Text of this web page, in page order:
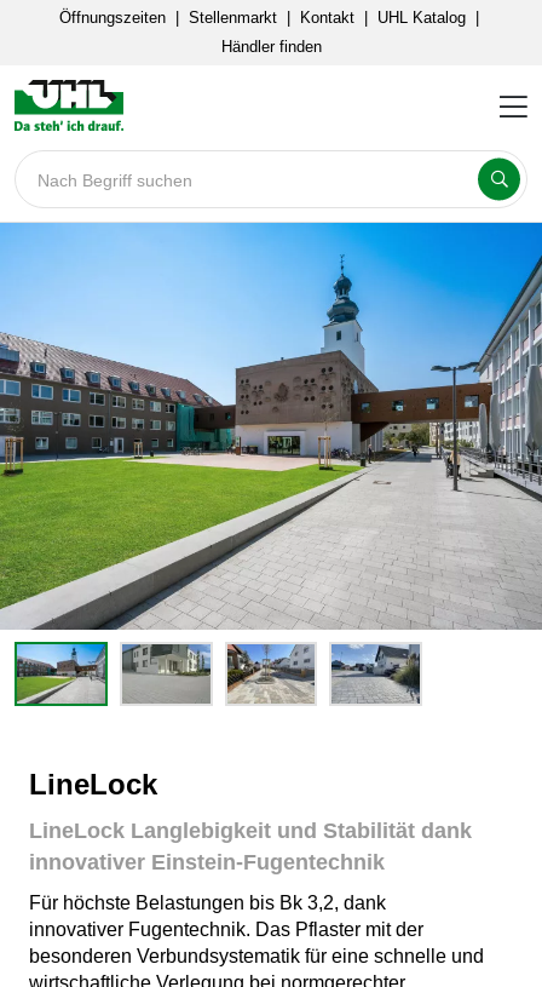
Öffnungszeiten Stellenmarkt Kontakt UHL Katalog
Händler finden
Nach Begriff suchen
LineLock
LineLock Langlebigkeit und Stabilität dank
innovativer Einstein-Fugentechnik
Für höchste Belastungen bis Bk 3,2, dank
innovativer Fugentechnik. Das Pflaster mit der
besonderen Verbundsystematik für eine schnelle und
wirtschaftliche Verlegung bei normgerechter